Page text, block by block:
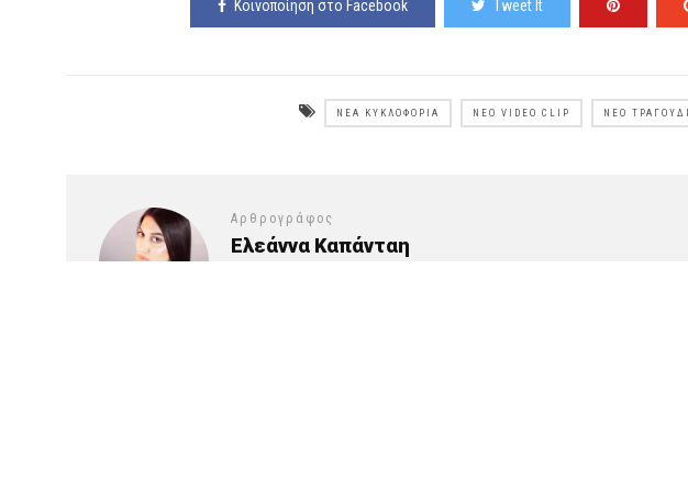
Κοινοποίηση στο Facebook Tweet It
ΝΈΑ ΚΥΚΛΟΦΟΡΊΑ ΝΈΟ VIDEO CLIP ΝΈΟ ΤΡΑΓΟΎΔΙ
Αρθρογράφος
Ελεάννα Καπάνταη